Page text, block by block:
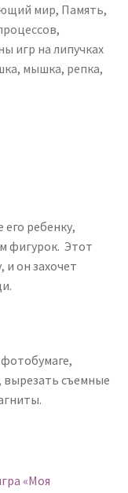
мир, Память,
,
игр на липучках
, мышка, репка,
ребенку,
фигурок. Этот
он захочет
вырезать съемные